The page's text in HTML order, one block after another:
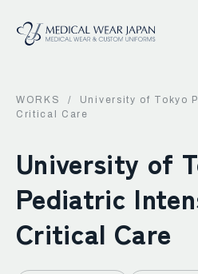
WORKS / University of Tokyo
Critical Care
University of
Pediatric
Critical Care